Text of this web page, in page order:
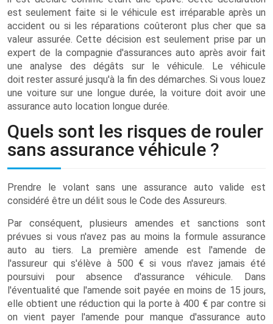
est seulement faite si le véhicule est irréparable après un
accident ou si les réparations coûteront plus cher que sa
valeur assurée. Cette décision est seulement prise par un
expert de la compagnie d'assurances auto après avoir fait
une analyse des dégâts sur le véhicule. Le véhicule
doit rester assuré jusqu'à la fin des démarches. Si vous louez
une voiture sur une longue durée, la voiture doit avoir une
assurance auto location longue durée.
Quels sont les risques de rouler
sans assurance véhicule ?
Prendre le volant sans une assurance auto valide est
considéré être un délit sous le Code des Assureurs.
Par conséquent, plusieurs amendes et sanctions sont
prévues si vous n'avez pas au moins la formule assurance
auto au tiers. La première amende est l'amende de
l'assureur qui s'élève à 500 € si vous n'avez jamais été
poursuivi pour absence d'assurance véhicule. Dans
l'éventualité que l'amende soit payée en moins de 15 jours,
elle obtient une réduction qui la porte à 400 € par contre si
on vient payer l'amende pour manque d'assurance auto